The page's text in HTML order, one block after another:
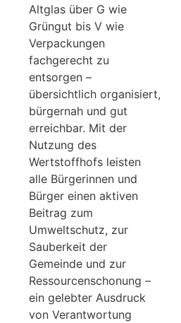
Altglas über G wie
Grüngut bis V wie
Verpackungen
fachgerecht zu
entsorgen –
übersichtlich organisiert,
bürgernah und gut
erreichbar. Mit der
Nutzung des
Wertstoffhofs leisten
alle Bürgerinnen und
Bürger einen aktiven
Beitrag zum
Umweltschutz, zur
Sauberkeit der
Gemeinde und zur
Ressourcenschonung –
ein gelebter Ausdruck
von Verantwortung